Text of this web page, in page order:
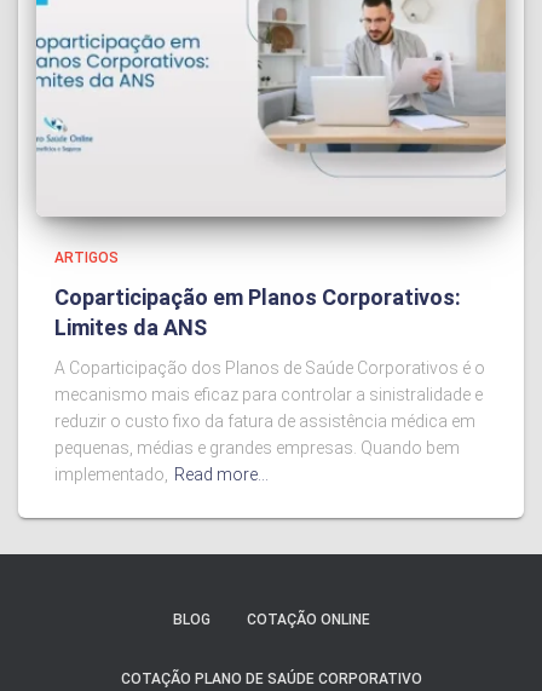
ARTIGOS
Coparticipação em Planos Corporativos:
Limites da ANS
A Coparticipação dos Planos de Saúde Corporativos é o
mecanismo mais eficaz para controlar a sinistralidade e
reduzir o custo fixo da fatura de assistência médica em
pequenas, médias e grandes empresas. Quando bem
implementado, Read more…
BLOG COTAÇÃO ONLINE
COTAÇÃO PLANO DE SAÚDE CORPORATIVO